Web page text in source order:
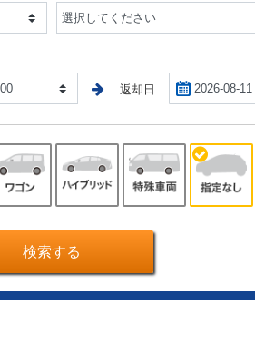
返却日
返却時間